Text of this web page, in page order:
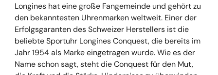
Longines hat eine große Fangemeinde und gehört zu
den bekanntesten Uhrenmarken weltweit. Einer der
Erfolgsgaranten des Schweizer Herstellers ist die
beliebte Sportuhr Longines Conquest, die bereits im
Jahr 1954 als Marke eingetragen wurde. Wie es der
Name schon sagt, steht die Conquest für den Mut,